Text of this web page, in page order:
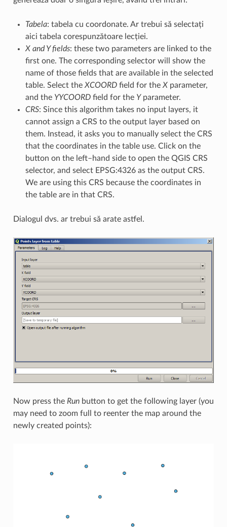
Tabela: tabela cu coordonate. Ar trebui să selectați
aici tabela corespunzătoare lecției.
X and Y fields: these two parameters are linked to the
first one. The corresponding selector will show the
name of those fields that are available in the selected
table. Select the XCOORDfield for the Xparameter,
and the YYCOORDfield for the Yparameter.
CRS: Since this algorithm takes no input layers, it
cannot assign a CRS to the output layer based on
them. Instead, it asks you to manually select the CRS
that the coordinates in the table use. Click on the
button on the left–hand side to open the QGIS CRS
selector, and select EPSG:4326 as the output CRS.
We are using this CRS because the coordinates in
the table are in that CRS.
Dialogul dvs. ar trebui să arate astfel.
Now press the Runbutton to get the following layer (you
may need to zoom full to reenter the map around the
newly created points):